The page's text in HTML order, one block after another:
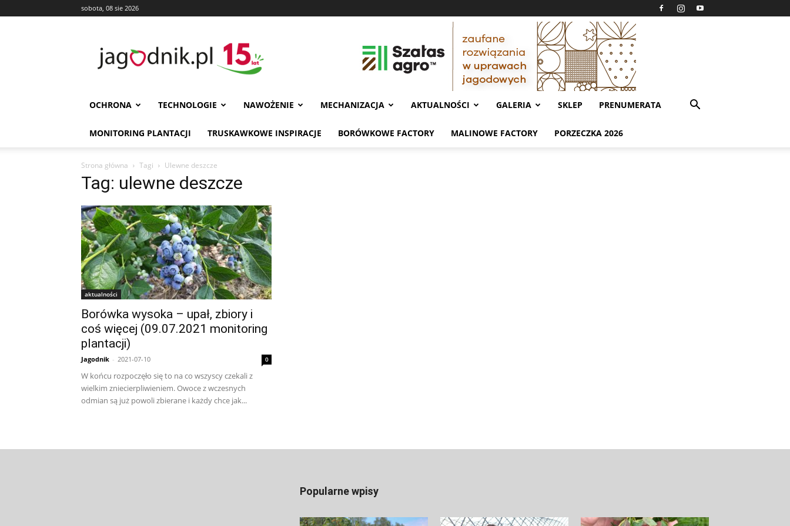
sobota, 08 sie 2026
OCHRONA TECHNOLOGIE NAWOŻENIE MECHANIZACJA AKTUALNOŚCI GALERIA SKLEP PRENUMERATA
MONITORING PLANTACJI TRUSKAWKOWE INSPIRACJE BORÓWKOWE FACTORY MALINOWE FACTORY PORZECZKA 2026
Strona główna Tagi Ulewne deszcze
Tag: ulewne deszcze
aktualności
Borówka wysoka – upał, zbiory i
coś więcej (09.07.2021 monitoring
plantacji)
Jagodnik - 2021-07-10 0
W końcu rozpoczęło się to na co wszyscy czekali z
wielkim zniecierpliwieniem. Owoce z wczesnych
odmian są już powoli zbierane i każdy chce jak...
Popularne wpisy